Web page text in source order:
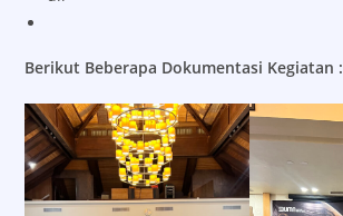
Berikut Beberapa Dokumentasi Kegiatan :